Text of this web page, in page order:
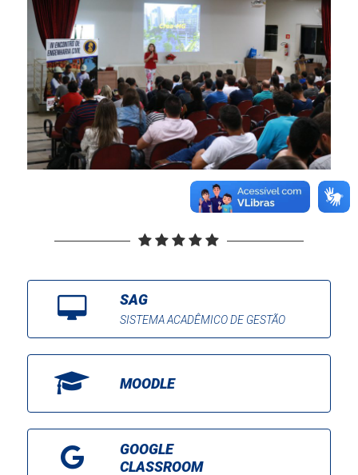
SAG
SISTEMA ACADÊMICO DE GESTÃO
MOODLE
GOOGLE
CLASSROOM